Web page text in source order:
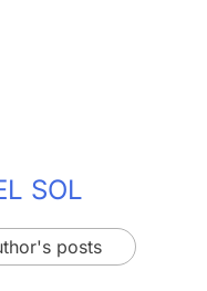
SOL
posts